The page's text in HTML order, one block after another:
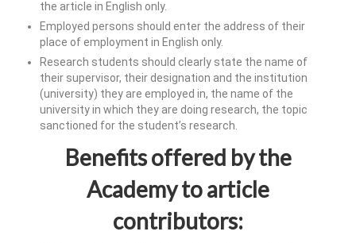
the article in English only.
Employed persons should enter the address of their
place of employment in English only.
Research students should clearly state the name of
their supervisor, their designation and the institution
(university) they are employed in, the name of the
university in which they are doing research, the topic
sanctioned for the student’s research.
Benefits offered by the
Academy to article
contributors: